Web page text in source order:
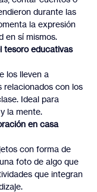
durante las
la expresión
en sí mismos.
tesoro educativas
relacionados con los
Ideal para
la mente.
en casa
foto de algo que
que integran